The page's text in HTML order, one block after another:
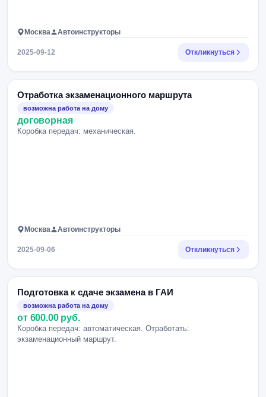
Москва Автоинструкторы
2025-09-12 Откликнуться
Отработка экзаменационного маршрута
возможна работа на дому
договорная
Коробка передач: механическая.
Москва Автоинструкторы
2025-09-06 Откликнуться
Подготовка к сдаче экзамена в ГАИ
возможна работа на дому
от 600.00 руб.
Коробка передач: автоматическая. Отработать:
экзаменационный маршрут.